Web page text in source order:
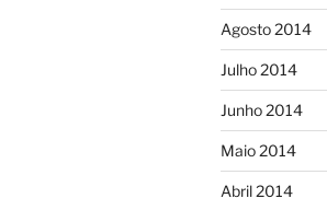
Agosto 2014
Julho 2014
Junho 2014
Maio 2014
Abril 2014